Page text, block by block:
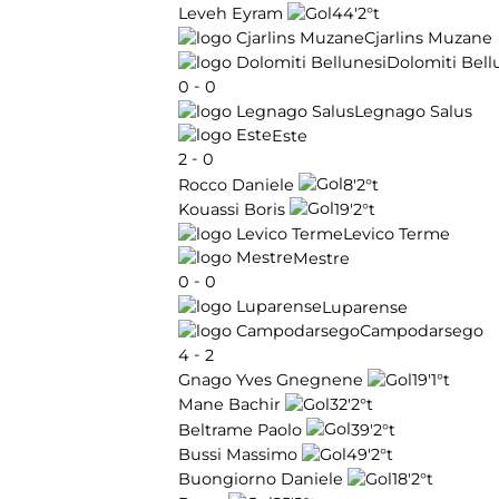
Leveh Eyram
44'2°t
Cjarlins Muzane
Dolomiti
0 - 0
Legnago Salus
Este
2 - 0
Rocco Daniele
8'2°t
Kouassi Boris
19'2°t
Levico Terme
Mestre
0 - 0
Luparense
Campodarsego
4 - 2
Gnago Yves Gnegnene
19'1°t
Mane Bachir
32'2°t
Beltrame Paolo
39'2°t
Bussi Massimo
49'2°t
Buongiorno Daniele
18'2°t